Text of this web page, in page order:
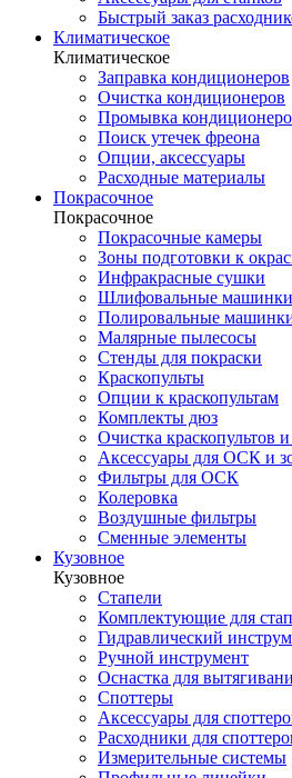
Быстрый заказ
Климатическое
Климатическое
Заправка кондиционеров
Очистка кондиционеров
Промывка
Поиск утечек фреона
Опции, аксессуары
Расходные материалы
Покрасочное
Покрасочное
Покрасочные камеры
Зоны подготовки к
Инфракрасные сушки
Шлифовальные машинки
Полировальные
Малярные пылесосы
Стенды для покраски
Краскопульты
Опции к краскопультам
Комплекты дюз
Очистка краскопультов
Аксессуары для ОСК и
Фильтры для ОСК
Колеровка
Воздушные фильтры
Сменные элементы
Кузовное
Кузовное
Стапели
Комплектующие для
Гидравлический
Ручной инструмент
Оснастка для
Споттеры
Аксессуары для
Расходники для
Измерительные системы